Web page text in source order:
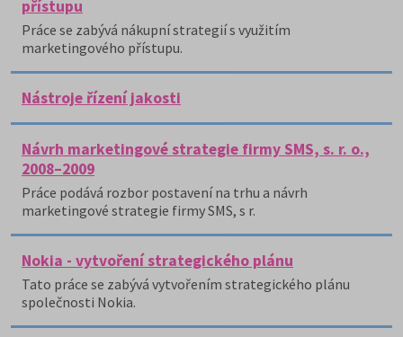
přístupu
Práce se zabývá nákupní strategií s využitím
marketingového přístupu.
Nástroje řízení jakosti
Návrh marketingové strategie firmy SMS, s. r. o.,
2008–2009
Práce podává rozbor postavení na trhu a návrh
marketingové strategie firmy SMS, s r.
Nokia - vytvoření strategického plánu
Tato práce se zabývá vytvořením strategického plánu
společnosti Nokia.